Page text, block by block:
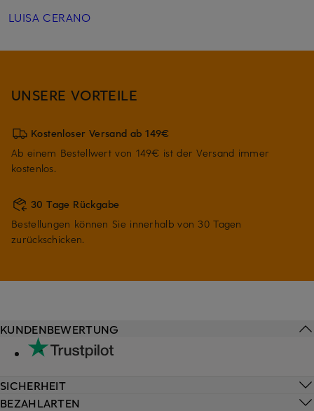
LUISA CERANO
UNSERE VORTEILE
Kostenloser Versand ab 149€
Ab einem Bestellwert von 149€ ist der Versand immer
kostenlos.
30 Tage Rückgabe
Bestellungen können Sie innerhalb von 30 Tagen
zurückschicken.
KUNDENBEWERTUNG
SICHERHEIT
BEZAHLARTEN